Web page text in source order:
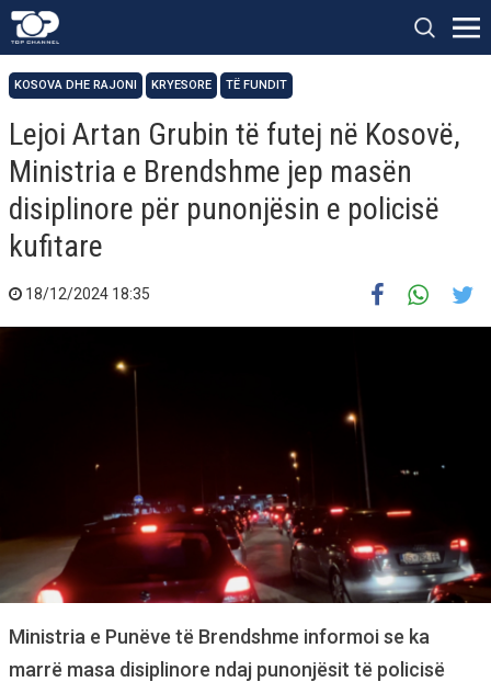
KOSOVA DHE RAJONI KRYESORE TË FUNDIT
Lejoi Artan Grubin të futej në Kosovë,
Ministria e Brendshme jep masën
disiplinore për punonjësin e policisë
kufitare
18/12/2024 18:35
Ministria e Punëve të Brendshme informoi se ka
marrë masa disiplinore ndaj punonjësit të policisë